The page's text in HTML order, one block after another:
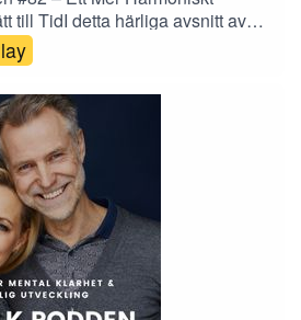
till TidI detta härliga avsnitt av
besvarar vi en tankeväckande
man navigera genom livet utan att
tiden är för knapp för allt roligt
🚀 Dessutom ger vi er en
i vårt eget liv när vi avslöjar om vi
och hur vi når enighet när
🤔💖